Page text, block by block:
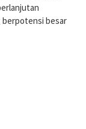
berpotensi besar